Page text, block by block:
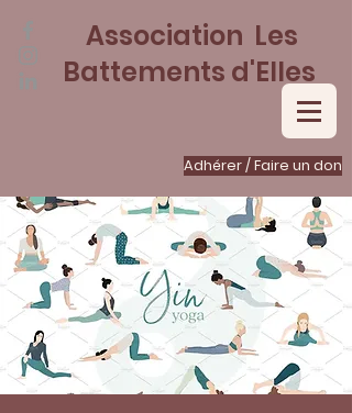
Adhérer / Faire un don
Association Les
Battements d'Elles